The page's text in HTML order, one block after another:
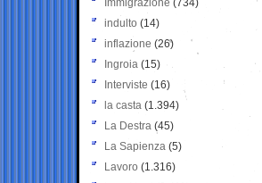
Immigrazione (734)
indulto (14)
inflazione (26)
Ingroia (15)
Interviste (16)
la casta (1.394)
La Destra (45)
La Sapienza (5)
Lavoro (1.316)